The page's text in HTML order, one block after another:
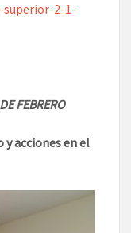
2-1-
FEBRERO
acciones en el